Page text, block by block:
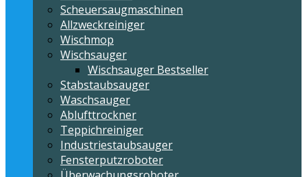
Scheuersaugmaschinen
Allzweckreiniger
Wischmop
Wischsauger
Wischsauger Bestseller
Stabstaubsauger
Waschsauger
Ablufttrockner
Teppichreiniger
Industriestaubsauger
Fensterputzroboter